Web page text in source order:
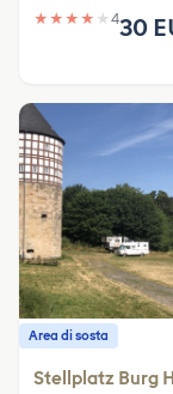
★ ★ ★ ★ ★ 430
Area di sosta
Stellplatz Burg